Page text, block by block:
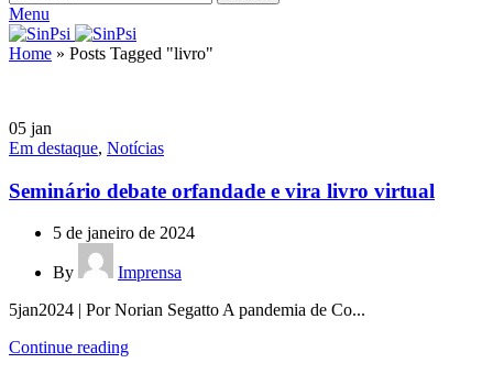
Menu
Home » Posts Tagged "livro"
05 jan
Em destaque, Notícias
Seminário debate orfandade e vira livro virtual
5 de janeiro de 2024
By
Imprensa
5jan2024 | Por Norian Segatto A pandemia de Co...
Continue reading